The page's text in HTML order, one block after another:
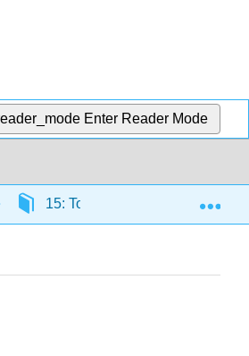
Enter Reader Mode
15: Tomar buenas decisiones